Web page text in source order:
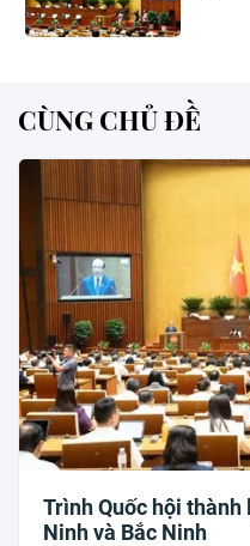
CÙNG CHỦ ĐỀ
Trình Quốc hội thành
Ninh và Bắc Ninh